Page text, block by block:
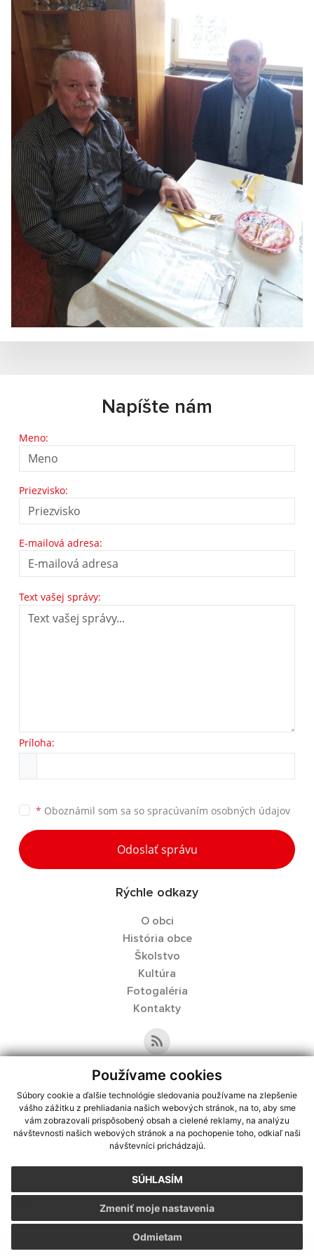
Používame cookies
Súbory cookie a ďalšie technológie sledovania používame na zlepšenie
vášho zážitku z prehliadania našich webových stránok, na to, aby sme
vám zobrazovali prispôsobený obsah a cielené reklamy, na analýzu
návštevnosti našich webových stránok a na pochopenie toho, odkiaľ naši
návštevníci prichádzajú.
SÚHLASÍM
Odmietam
Zmeniť moje nastavenia
Napíšte nám
Meno:
Priezvisko:
E-mailová adresa:
Text vašej správy:
Príloha:
* Oboznámil som sa so spracúvaním osobných údajov
Odoslať správu
Rýchle odkazy
O obci
História obce
Školstvo
Kultúra
Fotogaléria
Kontakty
Kontaktné informácie
+421 55 489 82 71
info@vysnymedzev.sk
využite možnosť získavania aktuálnych informácií s využitím RSS
CMS systém (redakčný) systém ECHELON 2,
,
webex.digital, s.r.o.
spoločnosť webex.digital, s.r.o.,technický prevádzkovateľ